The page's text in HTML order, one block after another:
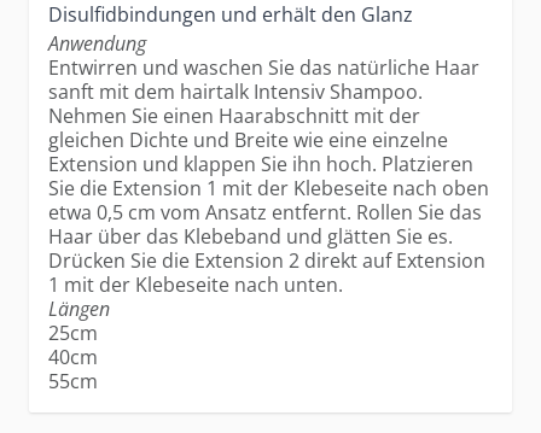
Disulfidbindungen und erhält den Glanz
Anwendung
Entwirren und waschen Sie das natürliche Haar
sanft mit dem hairtalk Intensiv Shampoo.
Nehmen Sie einen Haarabschnitt mit der
gleichen Dichte und Breite wie eine einzelne
Extension und klappen Sie ihn hoch. Platzieren
Sie die Extension 1 mit der Klebeseite nach oben
etwa 0,5 cm vom Ansatz entfernt. Rollen Sie das
Haar über das Klebeband und glätten Sie es.
Drücken Sie die Extension 2 direkt auf Extension
1 mit der Klebeseite nach unten.
Längen
25cm
40cm
55cm